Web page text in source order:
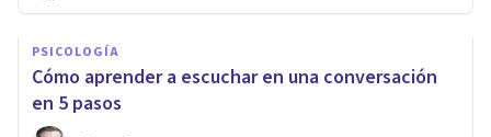
PSICOLOGÍA
Cómo aprender a escuchar en una conversación
en 5 pasos